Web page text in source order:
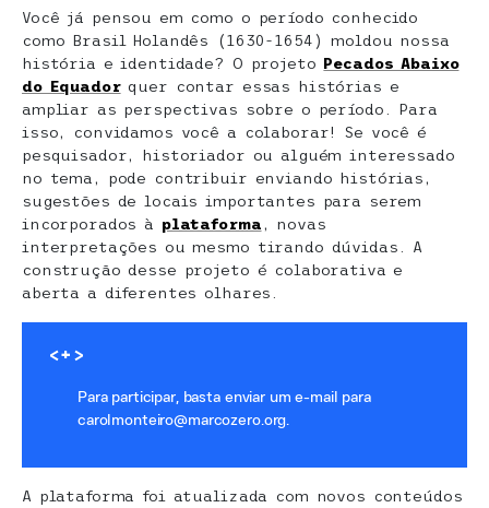
Você já pensou em como o período conhecido
como Brasil Holandês (1630-1654) moldou nossa
história e identidade? O projeto Pecados Abaixo
do Equadorquer contar essas histórias e
ampliar as perspectivas sobre o período. Para
isso, convidamos você a colaborar! Se você é
pesquisador, historiador ou alguém interessado
no tema, pode contribuir enviando histórias,
sugestões de locais importantes para serem
incorporados à plataforma , novas
interpretações ou mesmo tirando dúvidas. A
construção desse projeto é colaborativa e
aberta a diferentes olhares.
<+>
Para participar, basta enviar um e-mail para
carolmonteiro@marcozero.org.
A plataforma foi atualizada com novos conteúdos